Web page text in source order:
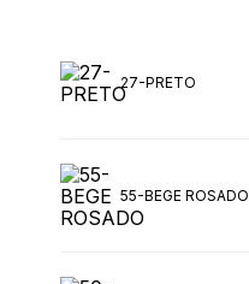
27-PRETO
55-BEGE ROSADO